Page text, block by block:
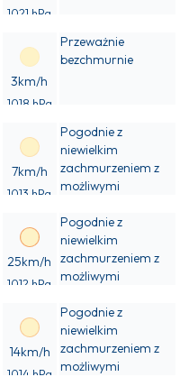
1021 hPa
3km/h
1018 hPa
Przeważnie
bezchmurnie
7km/h
1013 hPa
Pogodnie z
niewielkim
zachmurzeniem z
możliwymi
opadami deszczu
25km/h
1012 hPa
Pogodnie z
niewielkim
zachmurzeniem z
możliwymi
opadami deszczu
14km/h
1014 hPa
Pogodnie z
niewielkim
zachmurzeniem z
możliwymi